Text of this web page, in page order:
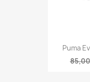
Puma